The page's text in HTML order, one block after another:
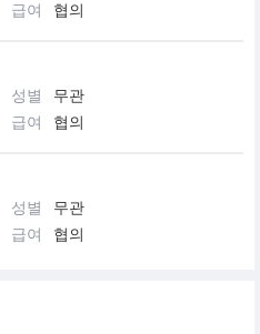
급여 협의
성별
무관
급여 협의
성별
무관
급여 협의